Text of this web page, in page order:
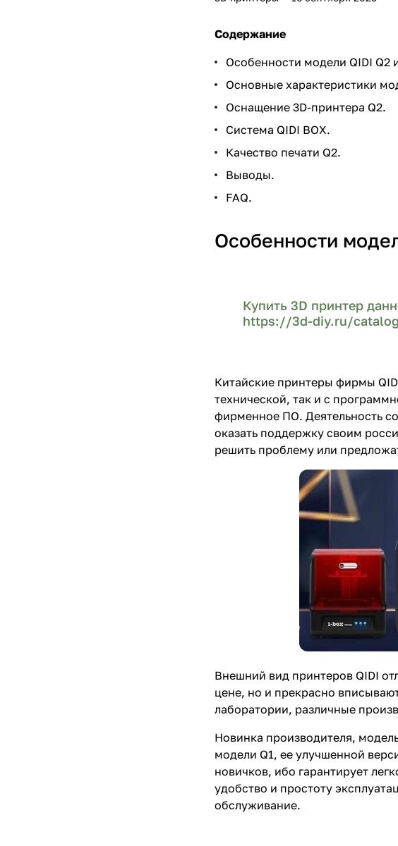
Содержание
Особенности модели QIDI Q2
Основные характеристики
Оснащение 3D-принтера Q2.
Система QIDI BOX.
Качество печати Q2.
Выводы.
FAQ.
Особенности
Купить 3D принтер
https://3d-diy.ru/
Китайские принтеры фирмы
технической, так и с
фирменное ПО. Деятельность
оказать поддержку своим
решить проблему или
Внешний вид принтеров QIDI
цене, но и прекрасно
лаборатории, различные
Новинка производителя,
модели Q1, ее улучшенной
новичков, ибо гарантирует
удобство и простоту
обслуживание.